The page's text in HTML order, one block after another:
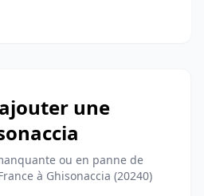
une
ou en panne de
à Ghisonaccia (20240)